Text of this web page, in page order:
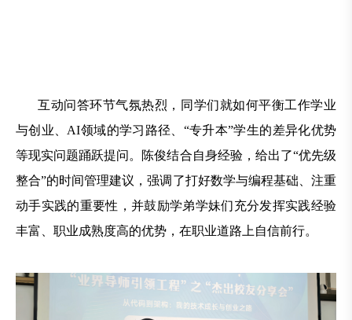
互动问答环节气氛热烈，同学们就如何平衡工作学业
与创业、AI领域的学习路径、“专升本”学生的差异化优势
等现实问题踊跃提问。陈俊结合自身经验，给出了“优先级
整合”的时间管理建议，强调了打好数学与编程基础、注重
动手实践的重要性，并鼓励学弟学妹们充分发挥实践经验
丰富、职业成熟度高的优势，在职业道路上自信前行。